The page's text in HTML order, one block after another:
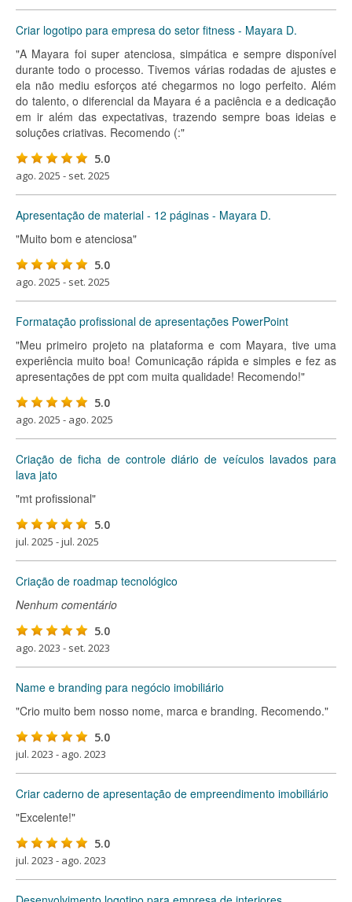
Criar logotipo para empresa do setor fitness - Mayara D.
"A Mayara foi super atenciosa, simpática e sempre disponível
durante todo o processo. Tivemos várias rodadas de ajustes e
ela não mediu esforços até chegarmos no logo perfeito. Além
do talento, o diferencial da Mayara é a paciência e a dedicação
em ir além das expectativas, trazendo sempre boas ideias e
soluções criativas. Recomendo (:"
5.0
ago. 2025 - set. 2025
Apresentação de material - 12 páginas - Mayara D.
"Muito bom e atenciosa"
5.0
ago. 2025 - set. 2025
Formatação profissional de apresentações PowerPoint
"Meu primeiro projeto na plataforma e com Mayara, tive uma
experiência muito boa! Comunicação rápida e simples e fez as
apresentações de ppt com muita qualidade! Recomendo!"
5.0
ago. 2025 - ago. 2025
Criação de ficha de controle diário de veículos lavados para
lava jato
"mt profissional"
5.0
jul. 2025 - jul. 2025
Criação de roadmap tecnológico
Nenhum comentário
5.0
ago. 2023 - set. 2023
Name e branding para negócio imobiliário
"Crio muito bem nosso nome, marca e branding. Recomendo."
5.0
jul. 2023 - ago. 2023
Criar caderno de apresentação de empreendimento imobiliário
"Excelente!"
5.0
jul. 2023 - ago. 2023